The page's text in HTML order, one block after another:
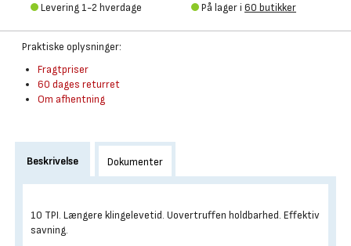
Levering 1-2 hverdage På lager i 60 butikker
Praktiske oplysninger:
Fragtpriser
60 dages returret
Om afhentning
Beskrivelse Dokumenter
10 TPI. Længere klingelevetid. Uovertruffen holdbarhed. Effektiv
savning.